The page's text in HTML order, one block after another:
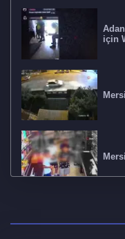
için
ilde